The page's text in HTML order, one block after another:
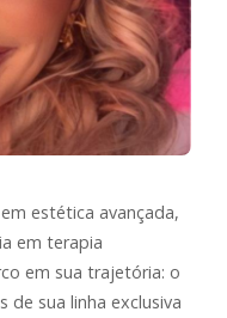
estética avançada,
em terapia
em sua trajetória: o
de sua linha exclusiva